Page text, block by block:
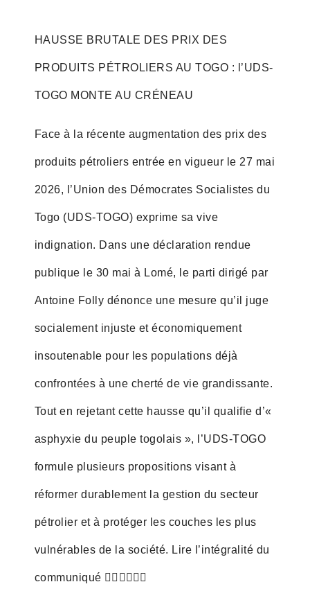
HAUSSE BRUTALE DES PRIX DES
PRODUITS PÉTROLIERS AU TOGO : l’UDS-
TOGO MONTE AU CRÉNEAU
Face à la récente augmentation des prix des
produits pétroliers entrée en vigueur le 27 mai
2026, l’Union des Démocrates Socialistes du
Togo (UDS-TOGO) exprime sa vive
indignation. Dans une déclaration rendue
publique le 30 mai à Lomé, le parti dirigé par
Antoine Folly dénonce une mesure qu’il juge
socialement injuste et économiquement
insoutenable pour les populations déjà
confrontées à une cherté de vie grandissante.
Tout en rejetant cette hausse qu’il qualifie d’«
asphyxie du peuple togolais », l’UDS-TOGO
formule plusieurs propositions visant à
réformer durablement la gestion du secteur
pétrolier et à protéger les couches les plus
vulnérables de la société. Lire l’intégralité du
communiqué 👇🏽👇🏽👇🏽